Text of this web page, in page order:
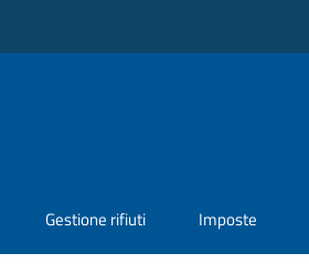
Gestione rifiuti Imposte